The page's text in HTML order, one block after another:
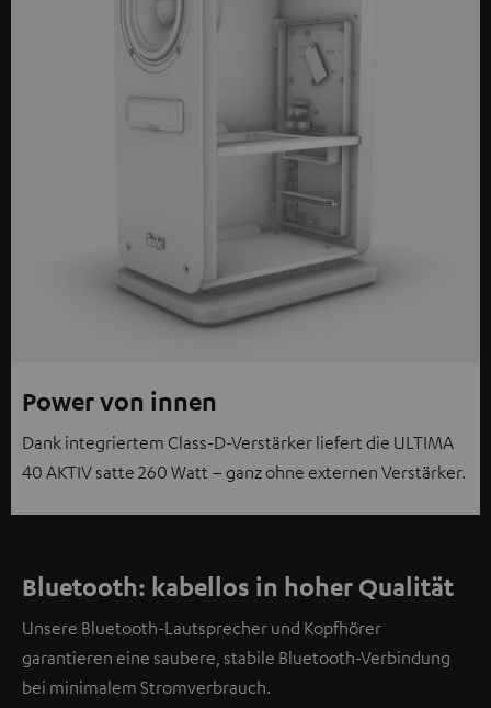
Power von innen
Dank integriertem Class-D-Verstärker liefert die ULTIMA
40 AKTIV satte 260 Watt – ganz ohne externen Verstärker.
Bluetooth: kabellos in hoher Qualität
Unsere Bluetooth-Lautsprecher und Kopfhörer
garantieren eine saubere, stabile Bluetooth-Verbindung
bei minimalem Stromverbrauch.